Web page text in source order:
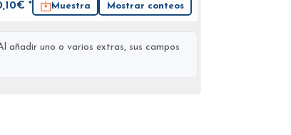
* Muestra Mostrar conteos
añadir uno o varios extras, sus campos